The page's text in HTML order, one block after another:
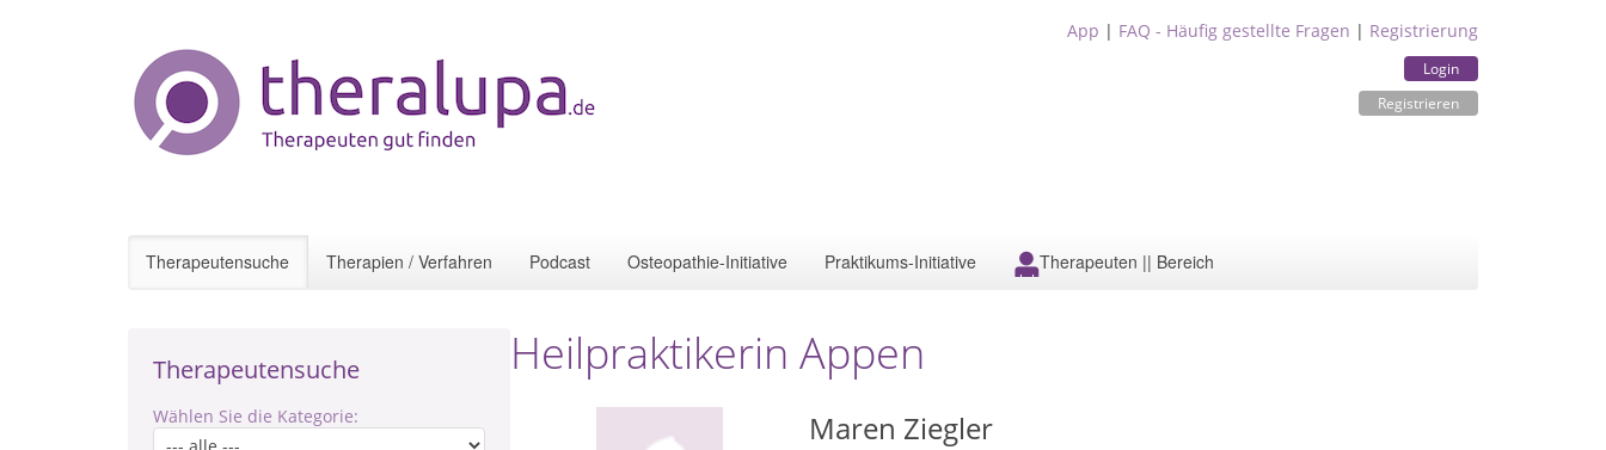
App | FAQ - Häufig gestellte Fragen | Registrierung
Login
Registrieren
Therapeutensuche Therapien / Verfahren Podcast Osteopathie-Initiative Praktikums-Initiative Therapeuten || Bereich
Therapeutensuche
Wählen Sie die Kategorie:
Heilpraktikerin Appen
Maren Ziegler